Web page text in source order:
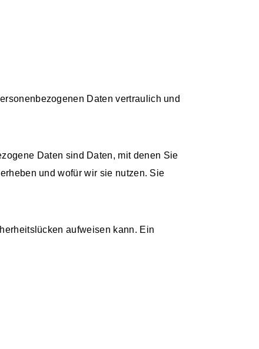
Daten vertraulich und
Daten sind Daten, mit denen Sie
und wofür wir sie nutzen. Sie
aufweisen kann. Ein